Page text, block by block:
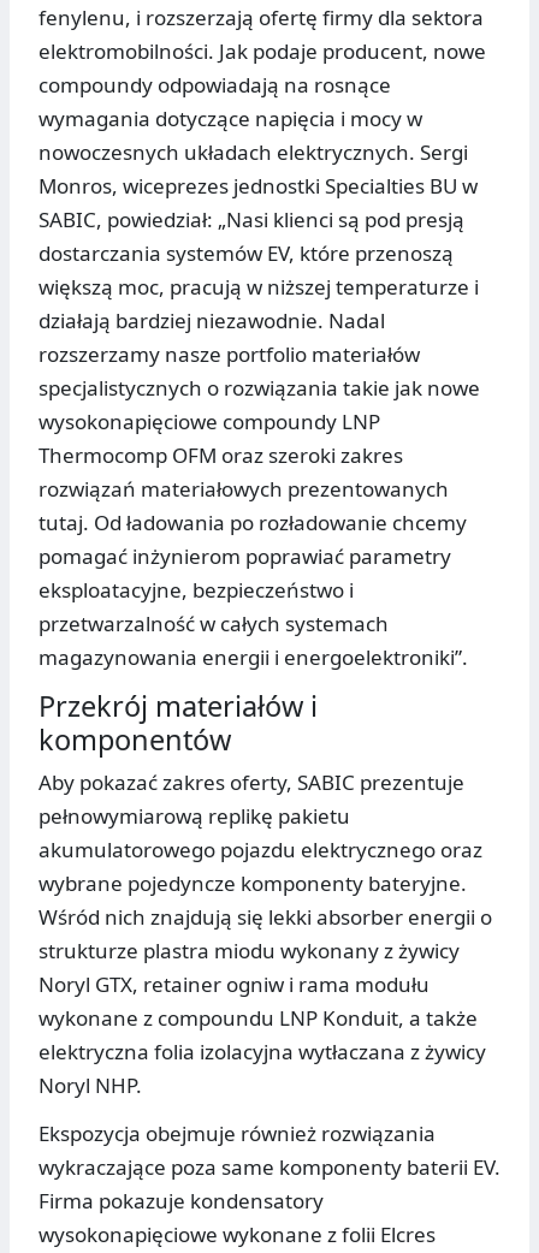
fenylenu, i rozszerzają ofertę firmy dla sektora
elektromobilności. Jak podaje producent, nowe
compoundy odpowiadają na rosnące
wymagania dotyczące napięcia i mocy w
nowoczesnych układach elektrycznych. Sergi
Monros, wiceprezes jednostki Specialties BU w
SABIC, powiedział: „Nasi klienci są pod presją
dostarczania systemów EV, które przenoszą
większą moc, pracują w niższej temperaturze i
działają bardziej niezawodnie. Nadal
rozszerzamy nasze portfolio materiałów
specjalistycznych o rozwiązania takie jak nowe
wysokonapięciowe compoundy LNP
Thermocomp OFM oraz szeroki zakres
rozwiązań materiałowych prezentowanych
tutaj. Od ładowania po rozładowanie chcemy
pomagać inżynierom poprawiać parametry
eksploatacyjne, bezpieczeństwo i
przetwarzalność w całych systemach
magazynowania energii i energoelektroniki”.
Przekrój materiałów i
komponentów
Aby pokazać zakres oferty, SABIC prezentuje
pełnowymiarową replikę pakietu
akumulatorowego pojazdu elektrycznego oraz
wybrane pojedyncze komponenty bateryjne.
Wśród nich znajdują się lekki absorber energii o
strukturze plastra miodu wykonany z żywicy
Noryl GTX, retainer ogniw i rama modułu
wykonane z compoundu LNP Konduit, a także
elektryczna folia izolacyjna wytłaczana z żywicy
Noryl NHP.
Ekspozycja obejmuje również rozwiązania
wykraczające poza same komponenty baterii EV.
Firma pokazuje kondensatory
wysokonapięciowe wykonane z folii Elcres